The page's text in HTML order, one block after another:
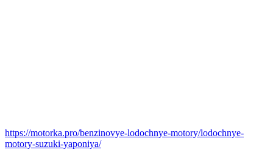
https://motorka.pro/benzinovye-lodochnye-motory/lodochnye-
motory-suzuki-yaponiya/